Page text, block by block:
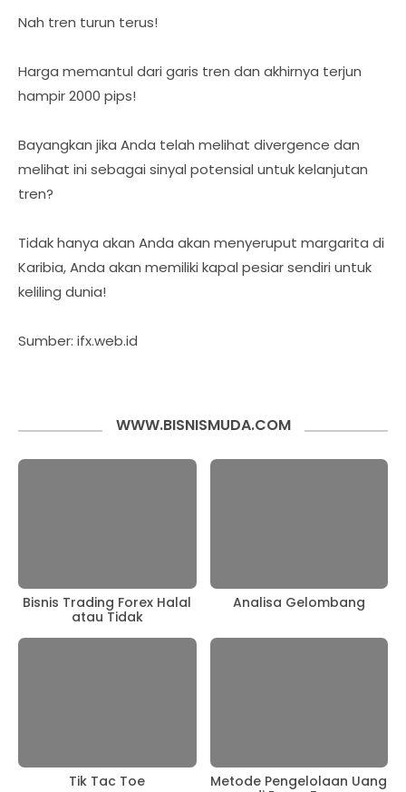
Nah tren turun terus!
Harga memantul dari garis tren dan akhirnya terjun
hampir 2000 pips!
Bayangkan jika Anda telah melihat divergence dan
melihat ini sebagai sinyal potensial untuk kelanjutan
tren?
Tidak hanya akan Anda akan menyeruput margarita di
Karibia, Anda akan memiliki kapal pesiar sendiri untuk
keliling dunia!
Sumber: ifx.web.id
WWW.BISNISMUDA.COM
Bisnis Trading Forex Halal
atau Tidak
Analisa Gelombang
Tik Tac Toe
Metode Pengelolaan Uang